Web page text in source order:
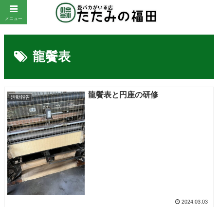
龍鬢表
活動報告 龍鬢表と円座の研修
2024.03.03
メニュー